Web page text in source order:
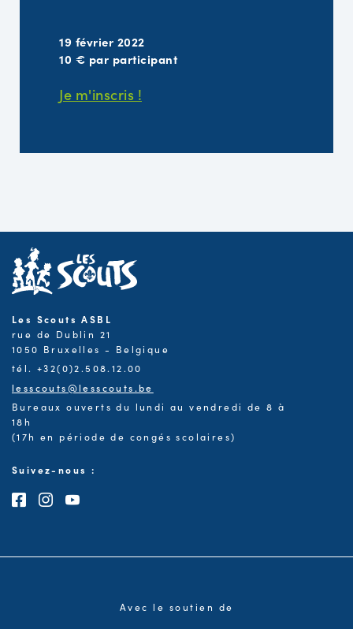
19 février 2022
10 € par participant
Je m'inscris !
Les Scouts ASBL
rue de Dublin 21
1050 Bruxelles - Belgique
tél. +32(0)2.508.12.00
lesscouts@lesscouts.be
Bureaux ouverts du lundi au vendredi de 8 à
18h
(17h en période de congés scolaires)
Suivez-nous :
Consultez notre page Facebook
Consultez notre page Instagram
Consultez notre chaîne Youtube
Avec le soutien de